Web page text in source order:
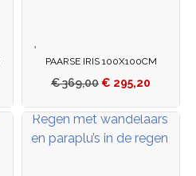
PAARSE IRIS 100X100CM
€369,00 € 295,20